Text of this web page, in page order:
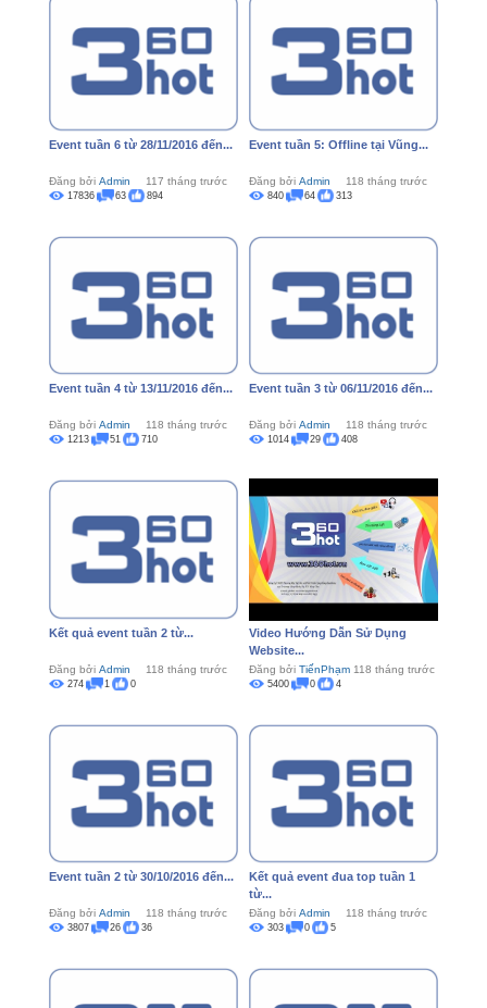
Event tuần 6 từ 28/11/2016 đến...
Đăng bởi Admin 117 tháng trước
17836 63 894
Event tuần 5: Offline tại Vũng...
Đăng bởi Admin 118 tháng trước
840 64 313
Event tuần 4 từ 13/11/2016 đến...
Đăng bởi Admin 118 tháng trước
1213 51 710
Event tuần 3 từ 06/11/2016 đến...
Đăng bởi Admin 118 tháng trước
1014 29 408
Kết quả event tuần 2 từ...
Đăng bởi Admin 118 tháng trước
274 1 0
Video Hướng Dẫn Sử Dụng
Website...
Đăng bởi TiếnPhạm 118 tháng trước
5400 0 4
Event tuần 2 từ 30/10/2016 đến...
Đăng bởi Admin 118 tháng trước
3807 26 36
Kết quả event đua top tuần 1
từ...
Đăng bởi Admin 118 tháng trước
303 0 5